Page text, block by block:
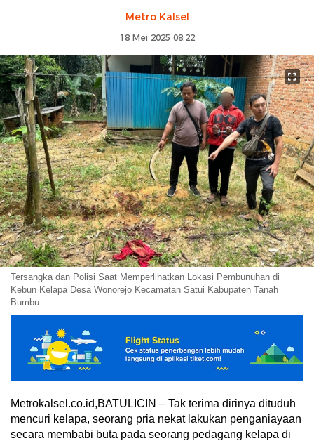
Metro Kalsel
18 Mei 2025 08:22
Tersangka dan Polisi Saat Memperlihatkan Lokasi Pembunuhan di
Kebun Kelapa Desa Wonorejo Kecamatan Satui Kabupaten Tanah
Bumbu
Metrokalsel.co.id,BATULICIN – Tak terima dirinya dituduh
mencuri kelapa, seorang pria nekat lakukan penganiayaan
secara membabi buta pada seorang pedagang kelapa di